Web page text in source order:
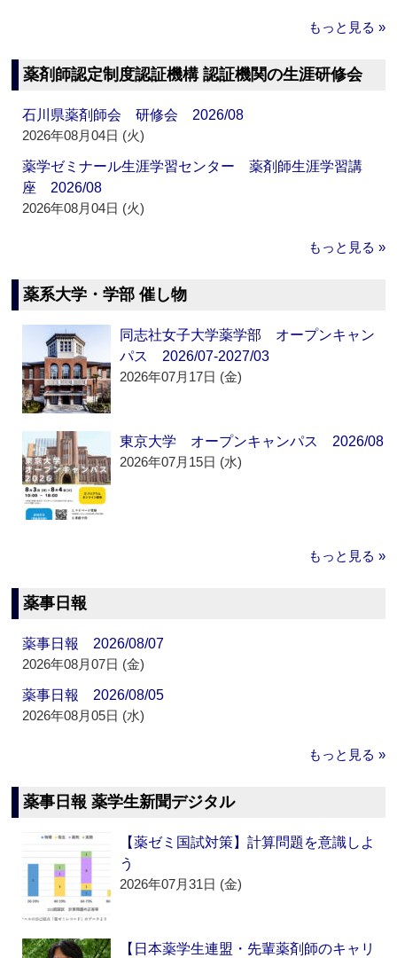
もっと見る »
薬剤師認定制度認証機構 認証機関の生涯研修会
石川県薬剤師会 研修会 2026/08
2026年08月04日 (火)
薬学ゼミナール生涯学習センター 薬剤師生涯学習講
座 2026/08
2026年08月04日 (火)
もっと見る »
薬系大学・学部 催し物
同志社女子大学薬学部 オープンキャン
パス 2026/07-2027/03
2026年07月17日 (金)
東京大学 オープンキャンパス 2026/08
2026年07月15日 (水)
もっと見る »
薬事日報
薬事日報 2026/08/07
2026年08月07日 (金)
薬事日報 2026/08/05
2026年08月05日 (水)
もっと見る »
薬事日報 薬学生新聞デジタル
【薬ゼミ国試対策】計算問題を意識しよ
う
2026年07月31日 (金)
【日本薬学生連盟・先輩薬剤師のキャリ